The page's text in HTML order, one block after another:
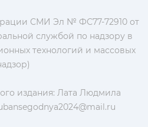
СМИ Эл № ФС77-72910 от
службой по надзору в
технологий и массовых
издания: Лата Людмила